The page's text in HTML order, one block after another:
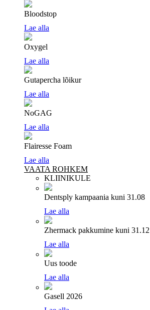
Bloodstop
Lae alla
Oxygel
Lae alla
Gutapercha lõikur
Lae alla
NoGAG
Lae alla
Flairesse Foam
Lae alla
VAATA ROHKEM
KLIINIKULE
Dentsply kampaania kuni 31.08
Lae alla
Zhermack pakkumine kuni 31.12
Lae alla
Uus toode
Lae alla
Gasell 2026